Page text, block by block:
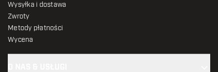
Wysyłka i dostawa
Zwroty
Metody płatności
Wycena